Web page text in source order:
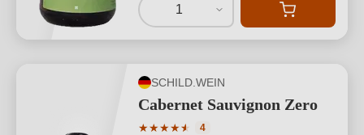
1
SCHILD.WEIN
Cabernet Sauvignon Zero
★★★★★
★
Durchschnittliche Bewertung von 4.75
4